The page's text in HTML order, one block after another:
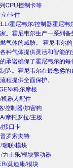
CPU控制卡等
/卡件
霍尼韦尔/控制器霍尼韦
。霍尼韦尔生产一系列
气体的威胁。 霍尼韦尔
种气体提供灵活和智能
承诺确保了霍尼韦尔的
造。霍尼韦尔在最恶劣
程提供全面保护。
科尔摩根
器人配件
/控制器/加密狗
摩托罗拉/主板
接口卡
罗索夫特
瑞联/模块
力士乐/模块驱动器
莫迪康/模块